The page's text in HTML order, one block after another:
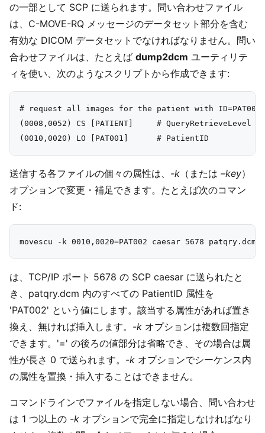
の一部として SCP に送られます。問い合わせファイル
は、C-MOVE-RQ メッセージのデータセット部分を含む
有効な DICOM データセットでなければなりません。問い
合わせファイルは、たとえば dump2dcm ユーティリテ
ィを使い、次のようなスクリプトから作成できます:
# request all images for the patient with ID=PAT001
(0008,0052) CS [PATIENT]     # QueryRetrieveLevel
送信する各ファイルの個々の属性は、 -k （または –key）
オプションで変更・補足できます。たとえば次のコマン
ド:
は、TCP/IP ポート 5678 の SCP caesar に送られたと
き、patqry.dcm 内のすべての PatientID 属性を
'PAT002' という値にします。該当する属性があれば置き
換え、無ければ挿入します。 -k オプションは複数回指定
できます。'=' の後ろの値部分は省略でき、その場合は属
性が長さ 0 で送られます。 -k オプションでシーケンス内
の属性を置換・挿入することはできません。
コマンドラインでファイルを指定しない場合、問い合わせ
は 1 つ以上の -k オプションで完全に指定しなければなり